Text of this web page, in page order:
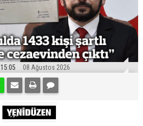
15:05 08 Ağustos 2026